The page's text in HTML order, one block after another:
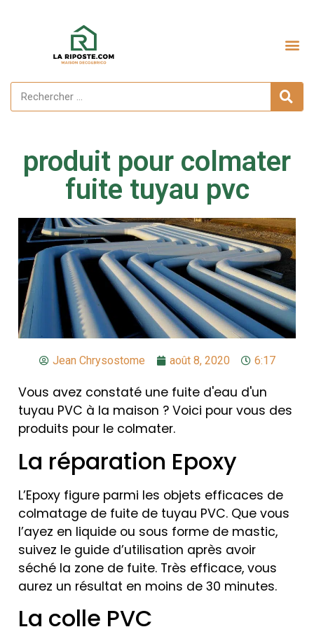
produit pour colmater
fuite tuyau pvc
Jean Chrysostome août 8, 2020 6:17
Vous avez constaté une fuite d'eau d'un
tuyau PVC à la maison ? Voici pour vous des
produits pour le colmater.
La réparation Epoxy
L’Epoxy figure parmi les objets efficaces de
colmatage de fuite de tuyau PVC. Que vous
l’ayez en liquide ou sous forme de mastic,
suivez le guide d’utilisation après avoir
séché la zone de fuite. Très efficace, vous
aurez un résultat en moins de 30 minutes.
La colle PVC